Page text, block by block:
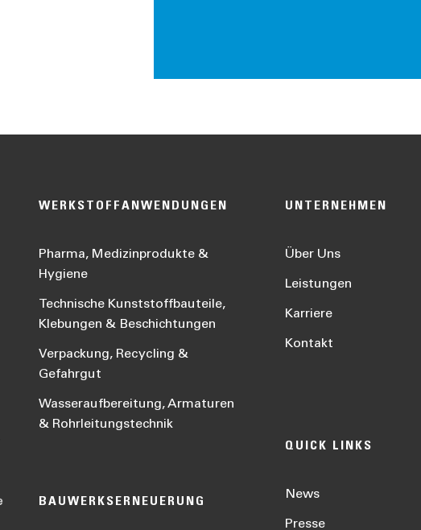
WERKSTOFFANWENDUNGEN
Pharma, Medizinprodukte &
Hygiene
Technische Kunststoffbauteile,
Klebungen & Beschichtungen
Verpackung, Recycling &
Gefahrgut
Wasseraufbereitung, Armaturen
& Rohrleitungstechnik
BAUWERKSERNEUERUNG
UNTERNEHMEN
Über Uns
Leistungen
Karriere
Kontakt
QUICK LINKS
News
Presse